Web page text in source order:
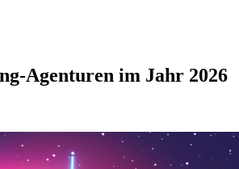
Agenturen im Jahr 2026